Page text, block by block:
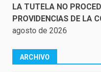
LA TUTELA NO
PROVIDENCIAS DE LA
agosto de 2026
ARCHIVO